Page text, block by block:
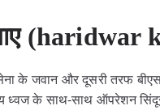
के जवान और दूसरी तरफ
ध्वज के साथ-साथ ऑपरेशन